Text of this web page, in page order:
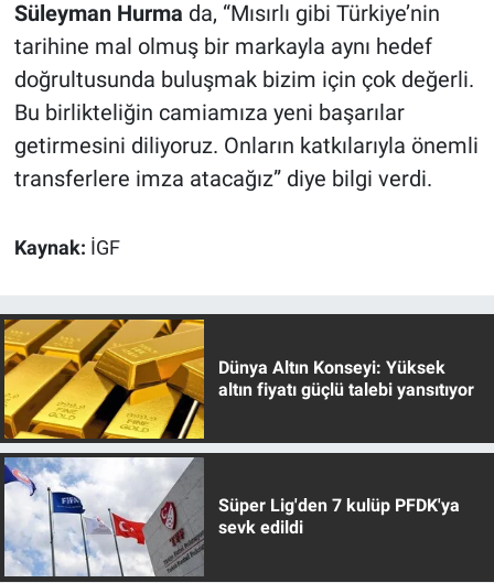
Süleyman Hurma da, “Mısırlı gibi Türkiye’nin
tarihine mal olmuş bir markayla aynı hedef
doğrultusunda buluşmak bizim için çok değerli.
Bu birlikteliğin camiamıza yeni başarılar
getirmesini diliyoruz. Onların katkılarıyla önemli
transferlere imza atacağız” diye bilgi verdi.
Kaynak: İGF
Dünya Altın Konseyi: Yüksek
altın fiyatı güçlü talebi yansıtıyor
Süper Lig'den 7 kulüp PFDK'ya
sevk edildi